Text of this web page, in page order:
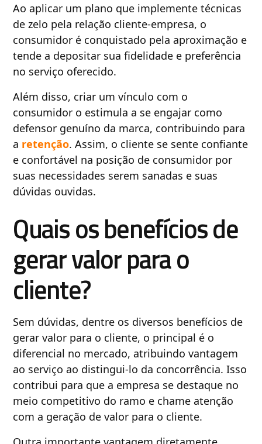
Ao aplicar um plano que implemente técnicas
de zelo pela relação cliente-empresa, o
consumidor é conquistado pela aproximação e
tende a depositar sua fidelidade e preferência
no serviço oferecido.
Além disso, criar um vínculo com o
consumidor o estimula a se engajar como
defensor genuíno da marca, contribuindo para
a retenção. Assim, o cliente se sente confiante
e confortável na posição de consumidor por
suas necessidades serem sanadas e suas
dúvidas ouvidas.
Quais os benefícios de
gerar valor para o
cliente?
Sem dúvidas, dentre os diversos benefícios de
gerar valor para o cliente, o principal é o
diferencial no mercado, atribuindo vantagem
ao serviço ao distingui-lo da concorrência. Isso
contribui para que a empresa se destaque no
meio competitivo do ramo e chame atenção
com a geração de valor para o cliente.